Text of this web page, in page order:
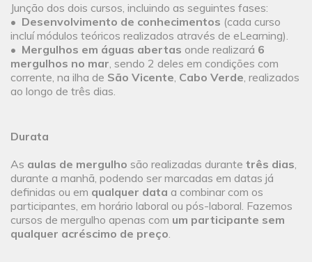
Junção dos dois cursos, incluindo as seguintes fases:
• Desenvolvimento de conhecimentos (cada curso
incluí módulos teóricos realizados através de eLearning).
• Mergulhos em águas abertas onde realizará 6
mergulhos no mar, sendo 2 deles em condições com
corrente, na ilha de São Vicente, Cabo Verde, realizados
ao longo de três dias.
Durata
As aulas de mergulho são realizadas durante três dias,
durante a manhã, podendo ser marcadas em datas já
definidas ou em qualquer data a combinar com os
participantes, em horário laboral ou pós-laboral. Fazemos
cursos de mergulho apenas com um participante sem
qualquer acréscimo de preço.